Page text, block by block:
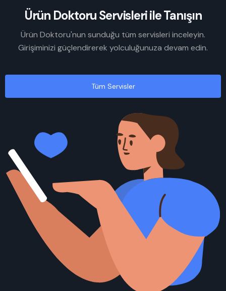
Ürün Doktoru Servisleri ile Tanışın
Ürün Doktoru'nun sunduğu tüm servisleri inceleyin.
Girişiminizi güçlendirerek yolculuğunuza devam edin.
Tüm Servisler